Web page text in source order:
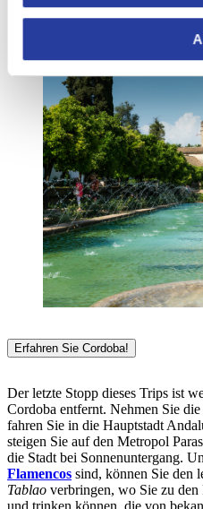
Erfahren Sie Cordoba!
Der letzte Stopp dieses Trips ist
Cordoba entfernt. Nehmen Sie
fahren Sie in die Hauptstadt
steigen Sie auf den Metropol
die Stadt bei Sonnenuntergang.
Flamencos sind, können Sie den
Tablao verbringen, wo Sie zu den